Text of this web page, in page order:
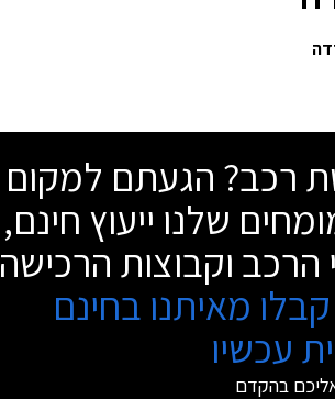
רכב? הגעתם למקום
שלנו ייעוץ חינם,
וקבוצות הרכישה
קבלו מאיתנו בחינם
עכשיו
אליכם בהקדם